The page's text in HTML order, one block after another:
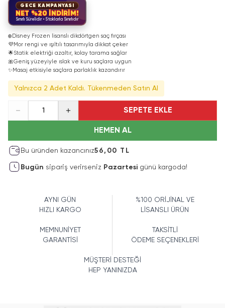
GECE KAMPANYASI
NET %20 İNDİRİM!
Sınırlı Sürelidir • Stoklarla Sınırlıdır
❄️ Disney Frozen lisanslı dikdörtgen saç fırçası
💜Mor rengi ve ışıltılı tasarımıyla dikkat çeker
🌟Statik elektriği azaltır, kolay tarama sağlar
🎀Geniş yüzeyiyle ıslak ve kuru saçlara uygun
✨Masaj etkisiyle saçlara parlaklık kazandırır
Yalnızca 2 Adet Kaldı. Tükenmeden Satın Al
1 SEPETE EKLE
HEMEN AL
Bu üründen kazancınız56,00 TL
Bugün sipariş verirseniz Pazartesi günü kargoda!
AYNI GÜN
HIZLI KARGO
%100 ORİJİNAL VE
LİSANSLI ÜRÜN
MEMNUNİYET
GARANTİSİ
TAKSİTLİ
ÖDEME SEÇENEKLERİ
MÜŞTERİ DESTEĞİ
HEP YANINIZDA